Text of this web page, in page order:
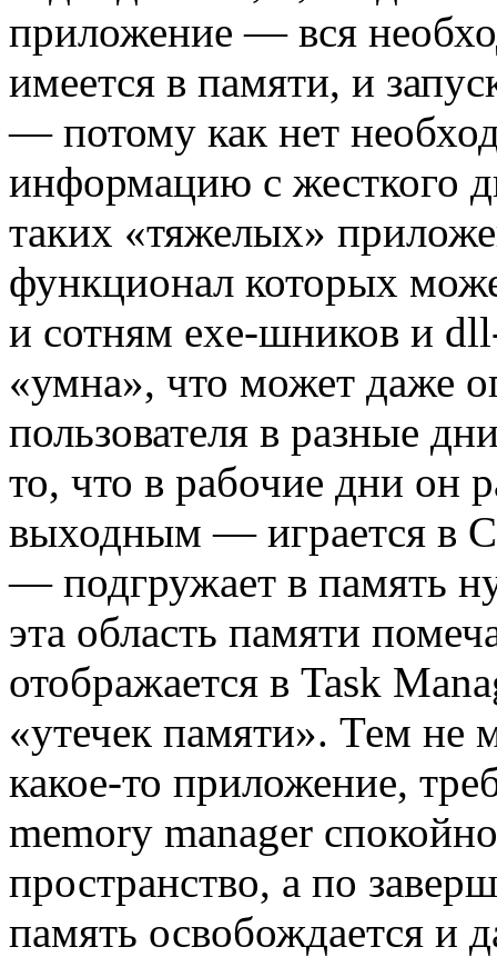
приложение — вся
имеется в памяти, и
— потому как нет
информацию с жесткого
таких «тяжелых»
функционал которых
и сотням exe-шников и
«умна», что может даже
пользователя в разные
то, что в рабочие дни он
выходным — играется в
— подгружает в память
эта область памяти
отображается в Task
«утечек памяти». Тем не
какое-то приложение,
memory manager
пространство, а по
память освобождается и